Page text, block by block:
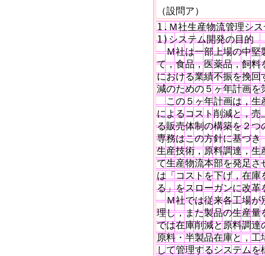
（設問ア）
1.Ｍ社生産物流管理シ
1)システム開発の目的
Ｍ社は一部上場の中堅
て，食品，医薬品，飼
における業績不振を挽
減のための５ヶ年計画を
この５ヶ年計画は，生
によるコスト削減と，
る販売体制の構築を２
専務はこの方針に基づ
生産技術，原料調達，
て生産物流本部を発足
は「コストを下げ，在
る」をスローガンに改革
Ｍ社では従来各工場が
理し，また製品の生産
では在庫削減と原料調
原料・半製品在庫と，
して管理するシステム